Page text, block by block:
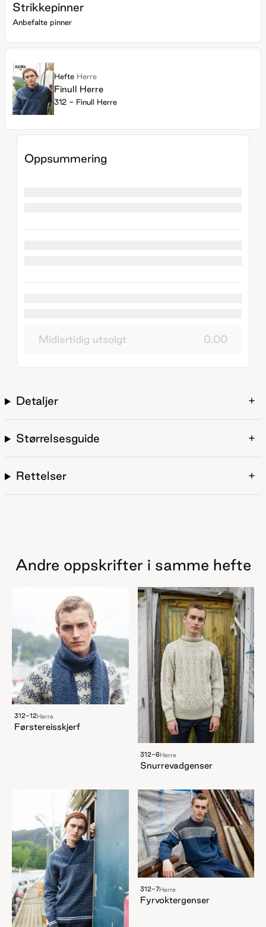
Strikkepinner
Anbefalte pinner
Hefte Herre
Finull Herre
312 - Finull Herre
Oppsummering
Midlertidig utsolgt 0.00
Detaljer
Størrelsesguide
Rettelser
Andre oppskrifter i samme hefte
312-12Herre
Førstereisskjerf
312-6Herre
Snurrevadgenser
312-7Herre
Fyrvoktergenser